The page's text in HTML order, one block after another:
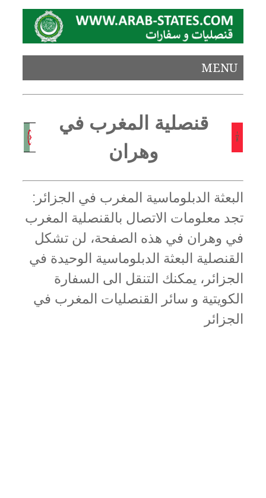
MENU
قنصلية المغرب في
وهران
البعثة الدبلوماسية المغرب في الجزائر:
تجد معلومات الاتصال بالقنصلية المغرب
في وهران في هذه الصفحة، لن تشكل
القنصلية البعثة الدبلوماسية الوحيدة في
الجزائر، يمكنك التنقل الى السفارة
الكويتية و سائر القنصليات المغرب في
الجزائر